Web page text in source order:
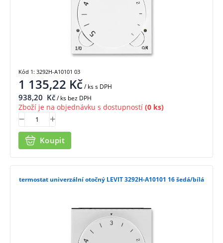
1 135,22 Kč/ kss DPH
938,20 Kč/ ks bez DPH
Zboží je na objednávku s dostupností (0 ks)
Koupit
Kód 1: 3292H-A10101 03
termostat univerzální otočný LEVIT 3292H-A10101 16 šedá/bílá